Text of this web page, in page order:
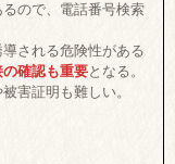
るので、電話番号検索
される危険性がある
確認も重要となる。
害証明も難しい。